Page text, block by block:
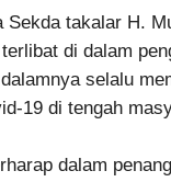
Sekda takalar H.
di dalam
selalu
19 di tengah
dalam